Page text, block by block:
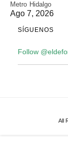
Metro Hidalgo
Ago 7, 2026
SÍGUENOS
Follow
All